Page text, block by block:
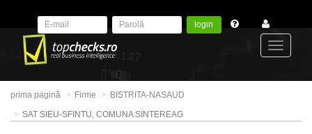
login
prima pagină Firme
BISTRITA-NASAUD
SAT SIEU-SFINTU, COMUNA SINTEREAG